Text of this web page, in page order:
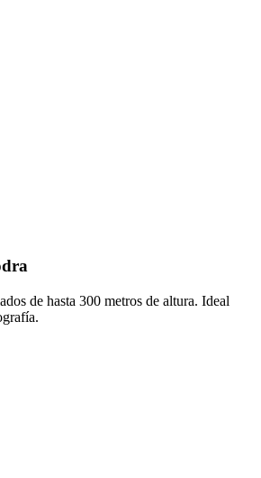
de hasta 300 metros de altura. Ideal